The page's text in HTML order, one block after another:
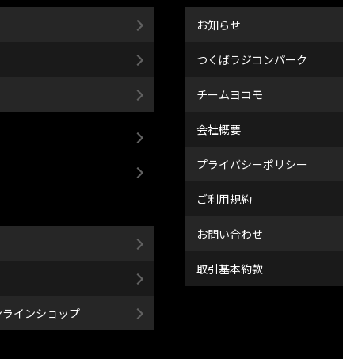
インショップ
お知らせ
つくばラジコンパーク
チームヨコモ
会社概要
プライバシーポリシー
ご利用規約
お問い合わせ
取引基本約款